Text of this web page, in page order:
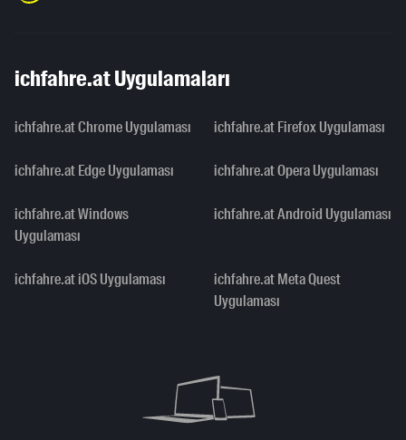
ichfahre.at Uygulamaları
ichfahre.at Chrome Uygulaması ichfahre.at Firefox Uygulaması
ichfahre.at Edge Uygulaması ichfahre.at Opera Uygulaması
ichfahre.at Windows
Uygulaması
ichfahre.at Android Uygulaması
ichfahre.at iOS Uygulaması
ichfahre.at Meta Quest
Uygulaması